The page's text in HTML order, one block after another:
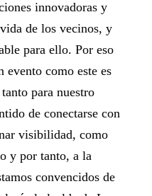
innovadoras y
de los vecinos, y
para ello. Por eso
evento como este es
para nuestro
de conectarse con
visibilidad, como
y por tanto, a la
convencidos de